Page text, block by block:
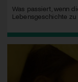
Was passiert, wenn
Lebensgeschichte zu